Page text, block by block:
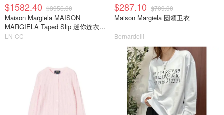
$1582.40 $3956.00
Maison Margiela MAISON
MARGIELA Taped Slip 迷你连衣裙
浅蓝色
LN-CC
$287.10 $709.00
Maison Margiela 圆领卫衣
Bernardelli